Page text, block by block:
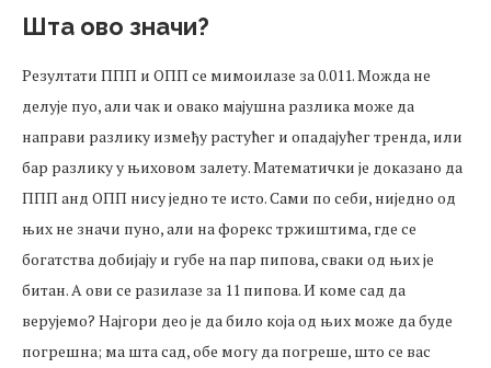
Шта ово значи?
Резултати ППП и ОПП се мимоилазе за 0.011. Можда не
делује пуо, али чак и овако мајушна разлика може да
направи разлику између растућег и опадајућег тренда, или
бар разлику у њиховом залету. Математички је доказано да
ППП анд ОПП нису једно те исто. Сами по себи, ниједно од
њих не значи пуно, али на форекс тржиштима, где се
богатства добијају и губе на пар пипова, сваки од њих је
битан. А ови се разилазе за 11 пипова. И коме сад да
верујемо? Најгори део је да било која од њих може да буде
погрешна; ма шта сад, обе могу да погреше, што се вас